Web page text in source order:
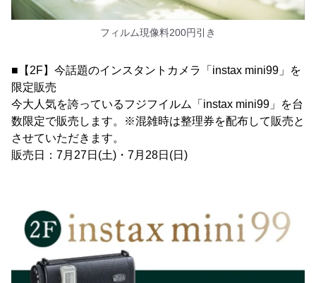
フィルム現像料200円引き
■【2F】今話題のインスタントカメラ「instax mini99」を
限定販売
今大人気を誇っているフジフイルム「instax mini99」を台
数限定で販売します。※混雑時は整理券を配布して販売と
させていただきます。
販売日：7月27日(土)・7月28日(日)